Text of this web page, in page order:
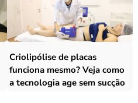
Criolipólise de placas
funciona mesmo? Veja como
a tecnologia age sem sucção